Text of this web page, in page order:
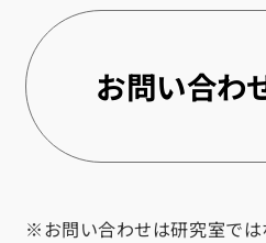
お問い合わ
※お問い合わせは研究室で